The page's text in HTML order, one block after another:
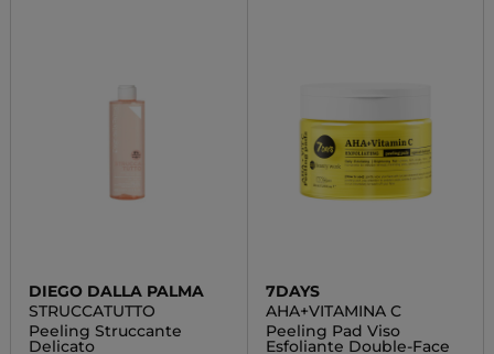
DIEGO DALLA PALMA
STRUCCATUTTO
Peeling Struccante
Delicato
7DAYS
AHA+VITAMINA C
Peeling Pad Viso
Esfoliante Double-Face